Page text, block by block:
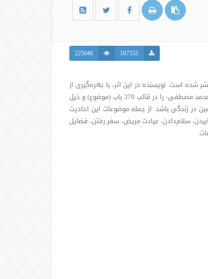
107555
225046
شده است. نویسنده در این اثر، با بهره‌گیری از
منابع معتبر حدیثی، گزیده‌ای از کلام گهربارِ پیامبر رحمت و مغرفت –محمد مصطفی- را در قالب 370 باب (موضوع) و ذیل
در زندگی باشد. از جمله موضوعات این احادیث
سلام‌دادن، عیادت مریض، سفر رفتن، فضایل